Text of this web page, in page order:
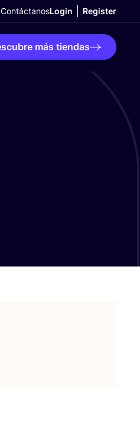
ContáctanosLogin Register
más tiendas